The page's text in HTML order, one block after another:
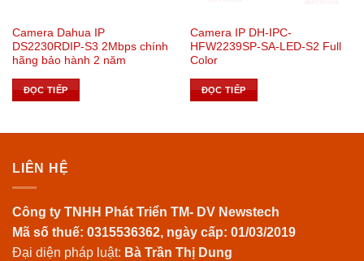
Camera Dahua IP
DS2230RDIP-S3 2Mbps chính
hãng bảo hành 2 năm
ĐỌC TIẾP
Camera IP DH-IPC-
HFW2239SP-SA-LED-S2 Full
Color
ĐỌC TIẾP
LIÊN HỆ
Công ty TNHH Phát Triển TM- DV Newstech
Mã số thuế: 0315536362, ngày cấp: 01/03/2019
Đại diện pháp luật: Bà Trần Thị Dung